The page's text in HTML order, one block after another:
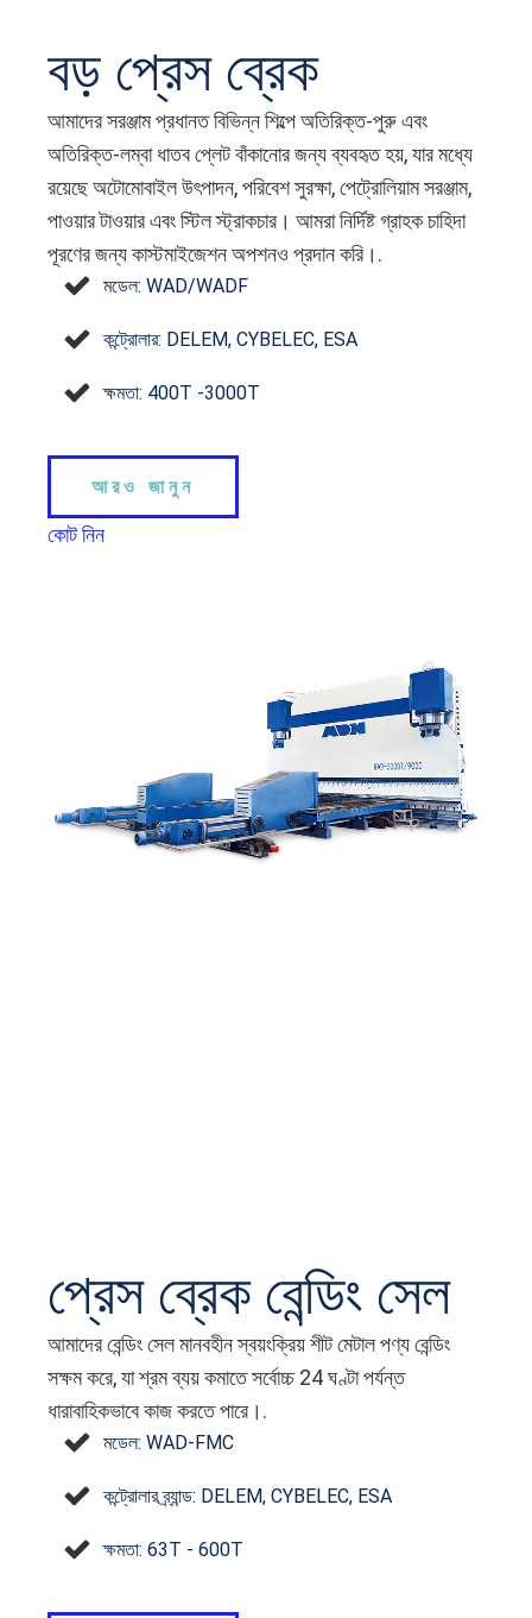
বড় প্রেস ব্রেক
আমাদের সরঞ্জাম প্রধানত বিভিন্ন শিল্পে অতিরিক্ত-পুরু এবং
অতিরিক্ত-লম্বা ধাতব প্লেট বাঁকানোর জন্য ব্যবহৃত হয়, যার মধ্যে
রয়েছে অটোমোবাইল উৎপাদন, পরিবেশ সুরক্ষা, পেট্রোলিয়াম সরঞ্জাম,
পাওয়ার টাওয়ার এবং স্টিল স্ট্রাকচার। আমরা নির্দিষ্ট গ্রাহক চাহিদা
পূরণের জন্য কাস্টমাইজেশন অপশনও প্রদান করি।.
মডেল: WAD/WADF
কন্ট্রোলার: DELEM, CYBELEC, ESA
ক্ষমতা: 400T -3000T
আরও জানুন
কোট নিন
প্রেস ব্রেক বেন্ডিং সেল
আমাদের বেন্ডিং সেল মানবহীন স্বয়ংক্রিয় শীট মেটাল পণ্য বেন্ডিং
সক্ষম করে, যা শ্রম ব্যয় কমাতে সর্বোচ্চ 24 ঘণ্টা পর্যন্ত
ধারাবাহিকভাবে কাজ করতে পারে।.
মডেল: WAD-FMC
কন্ট্রোলার ব্র্যান্ড: DELEM, CYBELEC, ESA
ক্ষমতা: 63T - 600T